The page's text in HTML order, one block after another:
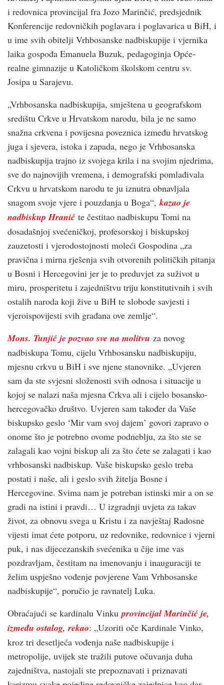
i redovnica provincijal fra Jozo Marinčić, predsjednik
Konferencije redovničkih poglavara i poglavarica u BiH, i
u ime svih obitelji Vrhbosanske nadbiskupije i vjernika
laika gospođa Emanuela Buzuk, pedagoginja Opće-
realne gimnazije u Katoličkom školskom centru sv.
Josipa u Sarajevu.
„Vrhbosanska nadbiskupija, smještena u geografskom
središtu Crkve u Hrvatskom narodu, bila je ne samo
snažna crkvena i povijesna poveznica između hrvatskog
juga i sjevera, istoka i zapada, nego je Vrhbosanska
nadbiskupija trajno iz svojega krila i na svojim njedrima,
sve do najnovijih vremena, i demografski pomlađivala
Crkvu u hrvatskom narodu te ju iznutra obnavljala
snagom svoje vjere i pouzdanja u Boga“,kazao je
nadbiskup Hranić te čestitao nadbiskupu Tomi na
dosadašnjoj svećeničkoj, profesorskoj i biskupskoj
zauzetosti i vjerodostojnosti moleći Gospodina „za
pravična i mirna rješenja svih otvorenih političkih pitanja
u Bosni i Hercegovini jer je to preduvjet za suživot u
miru, prosperitetu i zajedništvu triju konstitutivnih i svih
ostalih naroda koji žive u BiH te slobode savjesti i
vjeroispovijesti svih građana ove zemlje“.
Mons. Tunjić je pozvao sve na molitvu za novog
nadbiskupa Tomu, cijelu Vrhbosansku nadbiskupiju,
mjesnu crkvu u BiH i sve njene stanovnike. „Uvjeren
sam da ste svjesni složenosti svih odnosa i situacije u
kojoj se nalazi naša mjesna Crkva ali i cijelo bosansko-
hercegovačko društvo. Uvjeren sam također da Vaše
biskupsko geslo ‘Mir vam svoj dajem’ govori zapravo o
onome što je potrebno ovome podneblju, za što ste se
zalagali kao vojni biskup ali za što ćete se zalagati i kao
vrhbosanski nadbiskup. Vaše biskupsko geslo treba
postati i naše, ali i geslo svih žitelja Bosne i
Hercegovine. Svima nam je potreban istinski mir a on se
gradi na istini i pravdi… U izgradnji uvjeta za takav
život, za obnovu svega u Kristu i za navještaj Radosne
vijesti imat ćete potporu, uz redovnike, redovnice i vjerni
puk, i nas dijecezanskih svećenika u čije ime vas
pozdravljam, čestitam na imenovanju i inauguraciji te
želim uspješno vođenje povjerene Vam Vrhbosanske
nadbiskupije“, poručio je ravnatelj Luka.
Obraćajući se kardinalu Vinkuprovincijal Marinčić je,
između ostalog, rekao: „Uzoriti oče Kardinale Vinko,
kroz tri desetljeća vođenja naše nadbiskupije i
metropolije, uvijek ste tražili putove očuvanja duha
zajedništva, nastojali ste prepoznavati i priznavati